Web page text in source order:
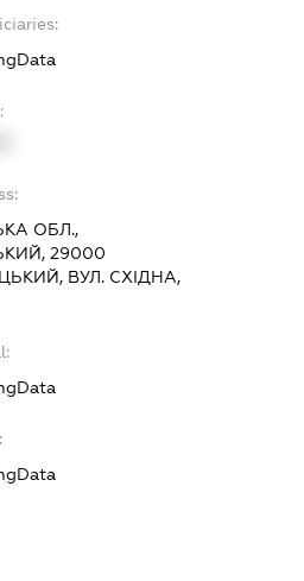
ОБЛ.,
29000
ВУЛ. СХІДНА,